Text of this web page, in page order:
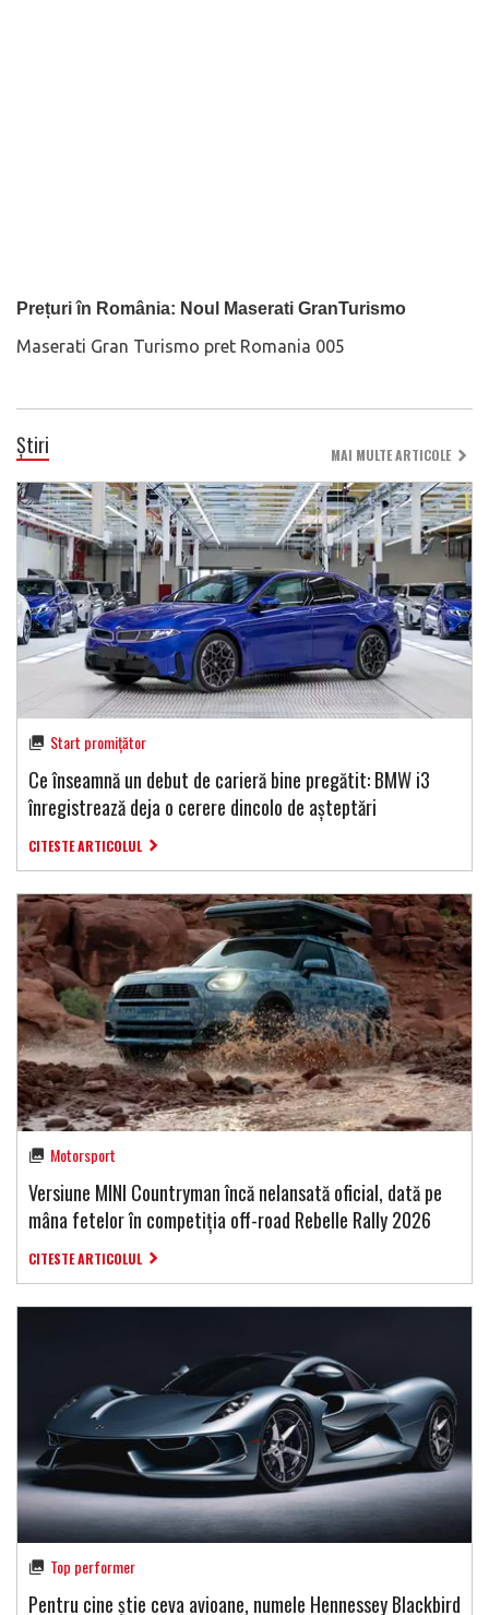
Prețuri în România: Noul Maserati GranTurismo
Maserati Gran Turismo pret Romania 005
Știri MAI MULTE ARTICOLE
Start promițător
Ce înseamnă un debut de carieră bine pregătit: BMW i3
înregistrează deja o cerere dincolo de așteptări
CITESTE ARTICOLUL
Motorsport
Versiune MINI Countryman încă nelansată oficial, dată pe
mâna fetelor în competiția off-road Rebelle Rally 2026
CITESTE ARTICOLUL
Top performer
Pentru cine știe ceva avioane, numele Hennessey Blackbird